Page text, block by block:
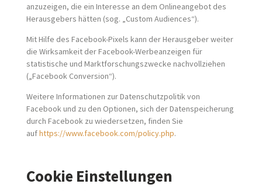
anzuzeigen, die ein Interesse an dem Onlineangebot des
Herausgebers hätten (sog. „Custom Audiences“).
Mit Hilfe des Facebook-Pixels kann der Herausgeber weiter
die Wirksamkeit der Facebook-Werbeanzeigen für
statistische und Marktforschungszwecke nachvollziehen
(„Facebook Conversion“).
Weitere Informationen zur Datenschutzpolitik von
Facebook und zu den Optionen, sich der Datenspeicherung
durch Facebook zu wiedersetzen, finden Sie
aufhttps://www.facebook.com/policy.php.
Cookie Einstellungen